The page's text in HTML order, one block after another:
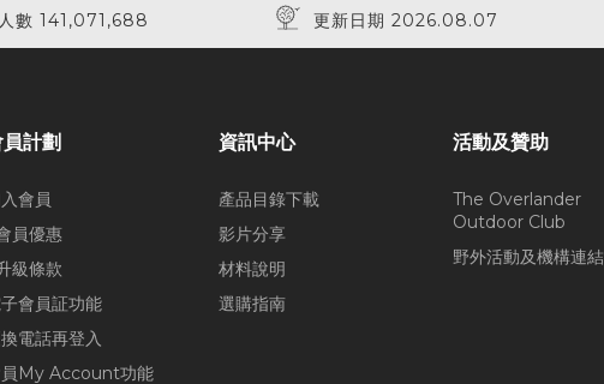
數 141,071,688 更新日期 2026.08.07
計劃
會員
員優惠
級條款
會員証功能
電話再登入
My Account功能
資訊中心
產品目錄下載
影片分享
材料說明
選購指南
活動及贊助
The Overlander
Outdoor Club
野外活動及機構連結